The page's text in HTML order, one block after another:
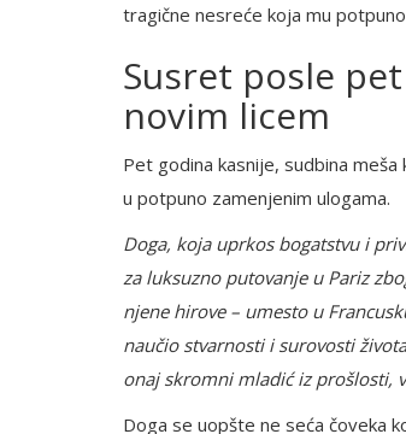
tragične nesreće koja mu
Susret posle
novim licem
Pet godina kasnije, sudbina
u potpuno zamenjenim ulogama.
Doga, koja uprkos bogatstvu i
za luksuzno putovanje u Pariz
njene hirove – umesto u
naučio stvarnosti i surovosti
onaj skromni mladić iz prošlosti,
Doga se uopšte ne seća čoveka